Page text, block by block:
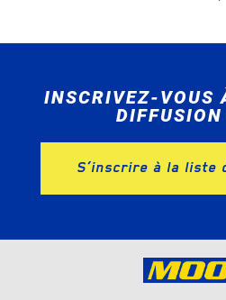
INSCRIVEZ-VOUS
DIFFUSION
S’inscrire à la liste